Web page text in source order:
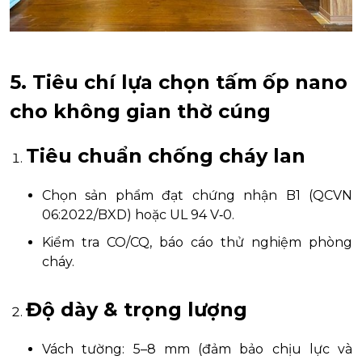
5. Tiêu chí lựa chọn tấm ốp nano
cho không gian thờ cúng
Tiêu chuẩn chống cháy lan
Chọn sản phẩm đạt chứng nhận B1 (QCVN
06:2022/BXD) hoặc UL 94 V‑0.
Kiểm tra CO/CQ, báo cáo thử nghiệm phòng
cháy.
Độ dày & trọng lượng
Vách tường: 5–8 mm (đảm bảo chịu lực và